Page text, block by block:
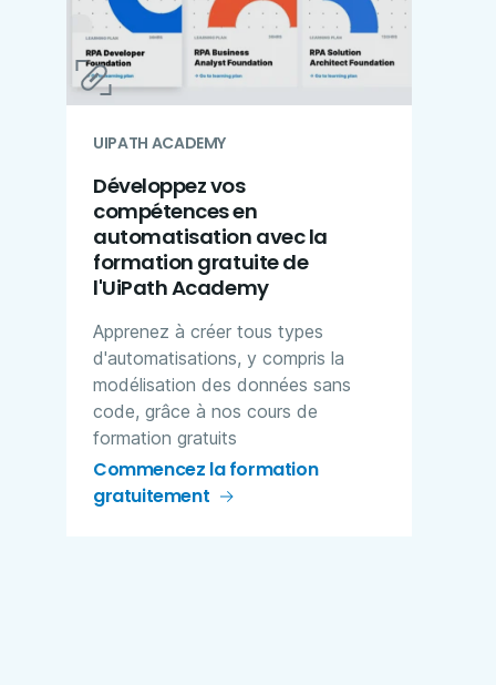
UIPATH ACADEMY
Développez vos
compétences en
automatisation avec la
formation gratuite de
l'UiPath Academy
Apprenez à créer tous types
d'automatisations, y compris la
modélisation des données sans
code, grâce à nos cours de
formation gratuits
Commencez la formation
gratuitement